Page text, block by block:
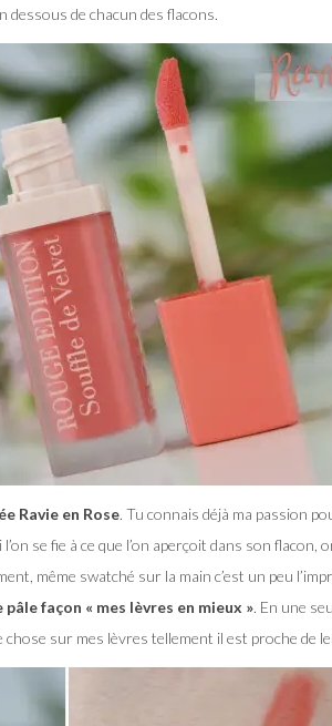
dessous de chacun des flacons.
Ravie en Rose. Tu connais déjà ma passion
se fie à ce que l’on aperçoit dans son flacon,
même swatché sur la main c’est un peu
pâle façon « mes lèvres en mieux ». En une
chose sur mes lèvres tellement il est proche de